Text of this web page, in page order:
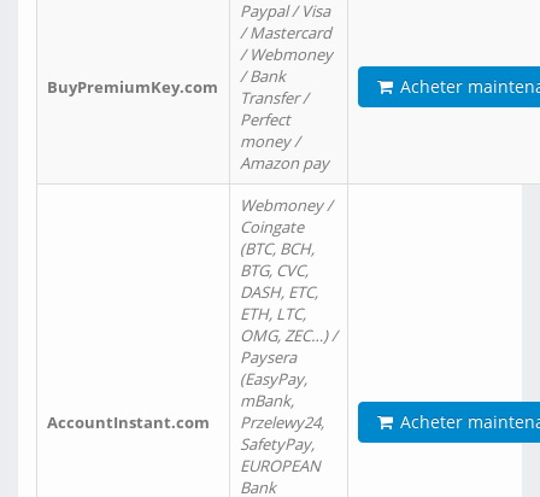
BuyPremiumKey.com
Paypal / Visa
/ Mastercard
/ Webmoney
/ Bank
Transfer /
Perfect
money /
Amazon pay
Acheter
AccountInstant.com
Webmoney /
Coingate
(BTC, BCH,
BTG, CVC,
DASH, ETC,
ETH, LTC,
OMG, ZEC…) /
Paysera
(EasyPay,
mBank,
Przelewy24,
SafetyPay,
EUROPEAN
Bank
Acheter